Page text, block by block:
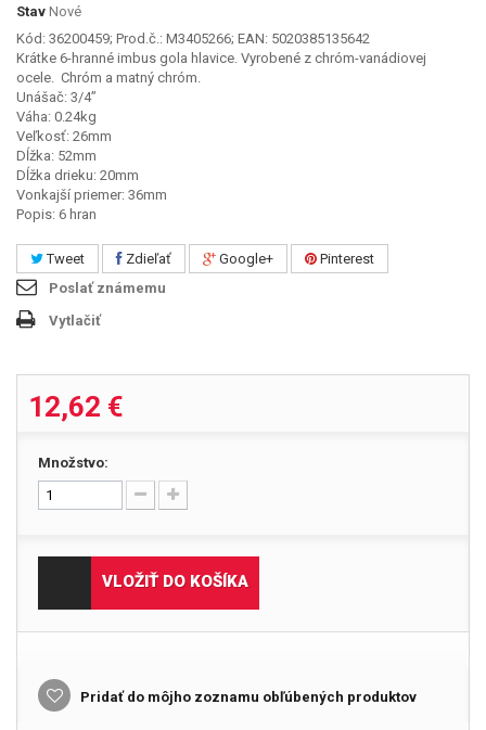
Stav Nové
Kód: 36200459; Prod.č.: M3405266; EAN: 5020385135642
Krátke 6-hranné imbus gola hlavice. Vyrobené z chróm-vanádiovej
ocele. Chróm a matný chróm.
Unášač: 3/4”
Váha: 0.24kg
Veľkosť: 26mm
Dĺžka: 52mm
Dĺžka drieku: 20mm
Vonkajší priemer: 36mm
Popis: 6 hran
Tweet Zdieľať Google+
Pinterest
Poslať známemu
Vytlačiť
12,62 €
Množstvo:
VLOŽIŤ DO KOŠÍKA
Pridať do môjho zoznamu obľúbených produktov